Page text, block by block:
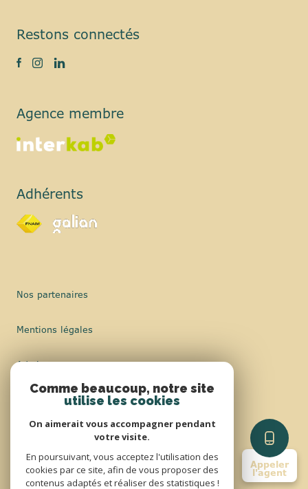
Appeler
l'agent
Restons connectés
Agence membre
Adhérents
Nos partenaires
Mentions légales
Admin
Nos honoraires
Cookies
Comme beaucoup, notre site
utilise les cookies
On aimerait vous accompagner pendant
votre visite.
En poursuivant, vous acceptez l'utilisation des
cookies par ce site, afin de vous proposer des
contenus adaptés et réaliser des statistiques !